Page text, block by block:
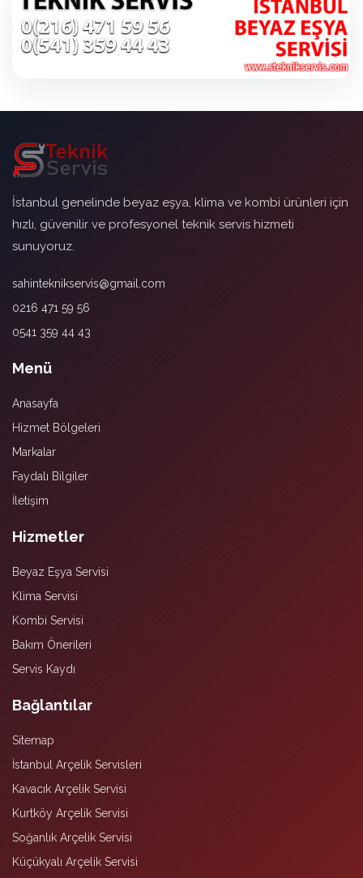
İstanbul genelinde beyaz eşya, klima ve kombi ürünleri için
hızlı, güvenilir ve profesyonel teknik servis hizmeti
sunuyoruz.
sahinteknikservis@gmail.com
0216 471 59 56
0541 359 44 43
Menü
Anasayfa
Hizmet Bölgeleri
Markalar
Faydalı Bilgiler
İletişim
Hizmetler
Beyaz Eşya Servisi
Klima Servisi
Kombi Servisi
Bakım Önerileri
Servis Kaydı
Bağlantılar
Sitemap
İstanbul Arçelik Servisleri
Kavacık Arçelik Servisi
Kurtköy Arçelik Servisi
Soğanlık Arçelik Servisi
Küçükyalı Arçelik Servisi